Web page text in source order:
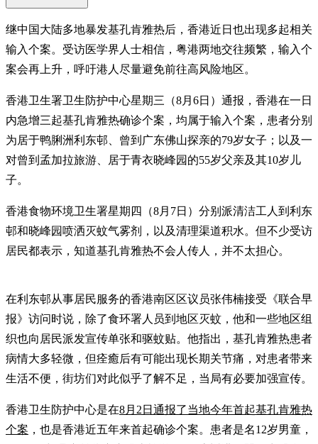
继中国大陆多地暴发基孔肯雅热后，香港近日也出现多起相关
输入个案。受访医学界人士相信，粤港两地交往频繁，输入个
案会再上升，呼吁港人尽量避免前往高风险地区。
香港卫生署卫生防护中心星期三（8月6日）通报，香港在一日
内急增三起基孔肯雅热确诊个案，均属于输入个案，患者分别
为居于鸭脷洲利东邨、曾到广东佛山探亲的79岁女子；以及一
对曾到孟加拉旅游、居于青衣晓峰园的55岁父亲及其10岁儿
子。
香港食物环境卫生署星期四（8月7日）分别派清洁工人到利东
邨和晓峰园喷洒灭蚊气雾剂，以及清理渠道积水。但不少受访
居民都表示，知道基孔肯雅热不会人传人，并不太担心。
在利东邨从事居民服务的香港南区区议员张伟楠接受《联合早
报》访问时说，除了食环署人员到地区灭蚊，他和一些地区组
织也向居民派发宣传单张和驱蚊贴。他指出，基孔肯雅热患者
病情大多轻微，但痊癒后有可能出现长期关节痛，对患者带来
生活不便，街坊们对此似乎了解不足，当局有必要加强宣传。
香港卫生防护中心是在8月2日通报了当地今年首起基孔肯雅热
个案 ，也是香港近五年来首起确诊个案。患者是名12岁男童，